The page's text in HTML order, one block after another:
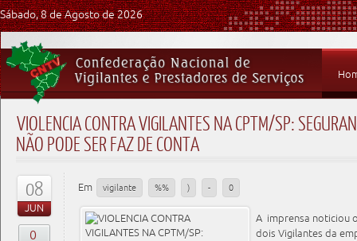
Sábado, 8 de Agosto de 2026
VIOLENCIA CONTRA VIGILANTES NA CPTM/SP:
NÃO PODE SER FAZ DE CONTA
08
JUN
0
Em vigilante %% ) - 0
A imprensa noticiou
dois Vigilantes da